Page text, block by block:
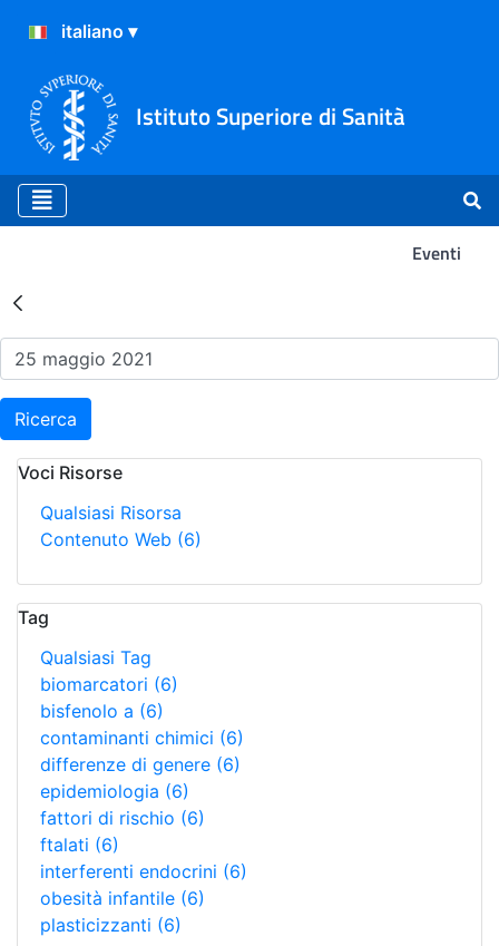
Istituto Superiore di Sanità
Eventi
Risultati della Ricerca -
Ricerca
Voci Risorse
Qualsiasi Risorsa
Contenuto Web (6)
Tag
Qualsiasi Tag
biomarcatori (6)
bisfenolo a (6)
contaminanti chimici (6)
differenze di genere (6)
epidemiologia (6)
fattori di rischio (6)
ftalati (6)
interferenti endocrini (6)
obesità infantile (6)
plasticizzanti (6)